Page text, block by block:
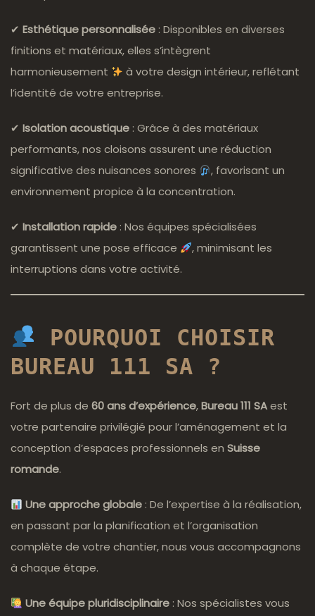
✔ Esthétique personnalisée : Disponibles en diverses
finitions et matériaux, elles s’intègrent
harmonieusement
à votre design intérieur, reflétant
l’identité de votre entreprise.
✔ Isolation acoustique : Grâce à des matériaux
performants, nos cloisons assurent une réduction
significative des nuisances sonores
, favorisant un
environnement propice à la concentration.
✔ Installation rapide : Nos équipes spécialisées
garantissent une pose efficace
, minimisant les
interruptions dans votre activité.
POURQUOI CHOISIR
BUREAU 111 SA ?
Fort de plus de 60 ans d’expérience,Bureau 111 SAest
votre partenaire privilégié pour l’aménagement et la
conception d’espaces professionnels en Suisse
romande.
Une approche globale : De l’expertise à la réalisation,
en passant par la planification et l’organisation
complète de votre chantier, nous vous accompagnons
à chaque étape.
Une équipe pluridisciplinaire : Nos spécialistes vous